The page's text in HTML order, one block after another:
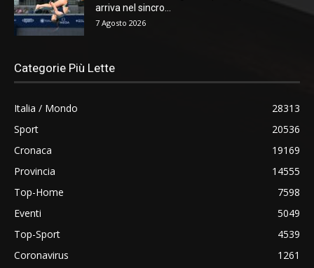
arriva nel sincro...
7 Agosto 2026
Categorie Più Lette
Italia / Mondo
28313
Sport
20536
Cronaca
19169
Provincia
14555
Top-Home
7598
Eventi
5049
Top-Sport
4539
Coronavirus
1261